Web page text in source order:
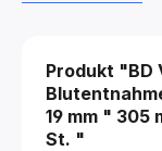
Produkt "BD
19 mm " 305
St. "